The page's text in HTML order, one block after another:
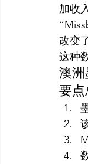
加收
改变
这种
澳洲
要